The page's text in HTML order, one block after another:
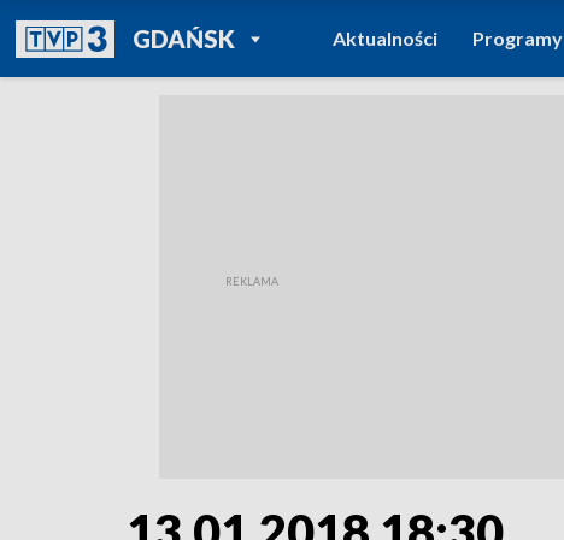
GDAŃSKPOWRÓT DO
TVP REGIONY
Aktualności Programy